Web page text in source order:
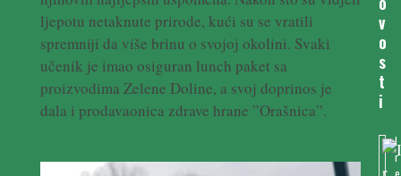
ljepotu netaknute prirode, kući su se vratili
spremniji da više brinu o svojoj okolini. Svaki
učenik je imao osiguran lunch paket sa
proizvodima Zelene Doline, a svoj doprinos je
dala i prodavaonica zdrave hrane ”Orašnica”.
v
o
s
t
i
I
r
e